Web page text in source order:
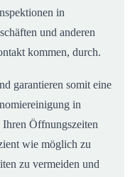
in
und anderen
kommen, durch.
garantieren somit eine
in
Öffnungszeiten
wie möglich zu
zu vermeiden und